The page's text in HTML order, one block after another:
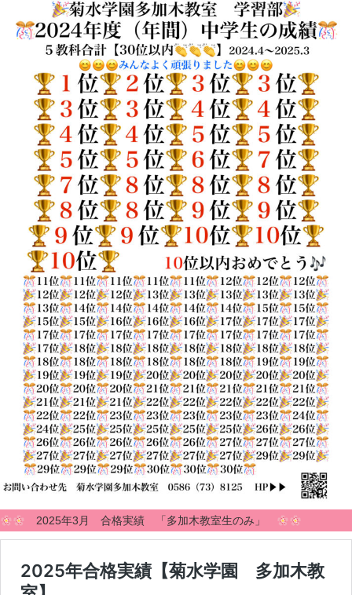
2025年3月 合格実績 「多加木教室生のみ」